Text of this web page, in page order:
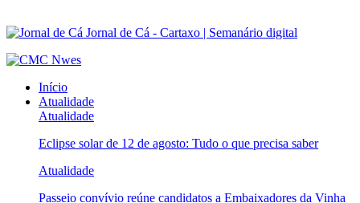
Jornal de Cá - Cartaxo | Semanário digital
Início
Atualidade
Atualidade
Eclipse solar de 12 de agosto: Tudo o que precisa saber
Atualidade
Passeio convívio reúne candidatos a Embaixadores da Vinha